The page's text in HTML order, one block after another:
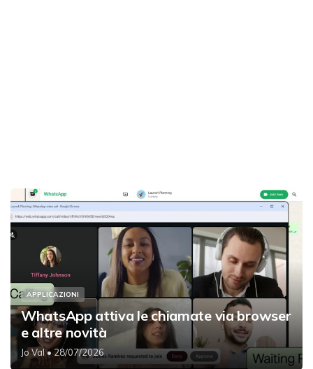
APPLICAZIONI
WhatsApp attiva le chiamate via browser
e altre novità
Jo Val• 28/07/2026